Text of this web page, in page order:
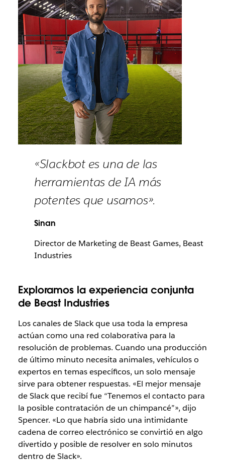
«Slackbot es una de las
herramientas de IA más
potentes que usamos».
Sinan
Director de Marketing de Beast Games, Beast
Industries
Exploramos la experiencia conjunta
de Beast Industries
Los canales de Slack que usa toda la empresa
actúan como una red colaborativa para la
resolución de problemas. Cuando una producción
de último minuto necesita animales, vehículos o
expertos en temas específicos, un solo mensaje
sirve para obtener respuestas. «El mejor mensaje
de Slack que recibí fue “Tenemos el contacto para
la posible contratación de un chimpancé”», dijo
Spencer. «Lo que habría sido una intimidante
cadena de correo electrónico se convirtió en algo
divertido y posible de resolver en solo minutos
dentro de Slack».